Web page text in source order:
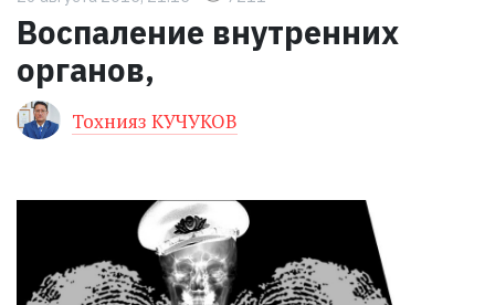
Воспаление внутренних
органов,
Тохнияз КУЧУКОВ